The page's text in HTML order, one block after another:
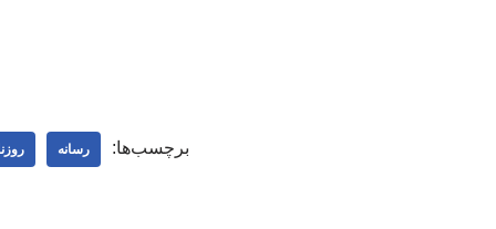
برچسب‌ها: رسانه